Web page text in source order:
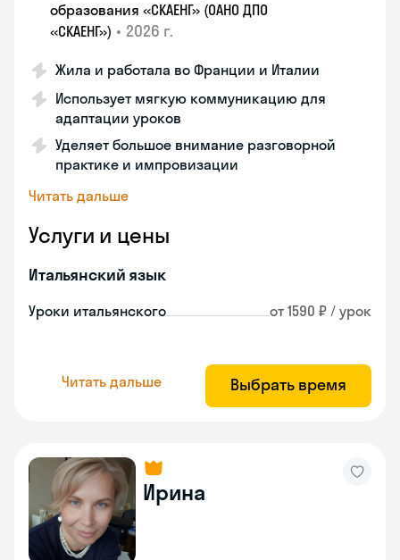
образования «СКАЕНГ» (ОАНО ДПО
«СКАЕНГ») • 2026 г.
Жила и работала во Франции и Италии
Использует мягкую коммуникацию для
адаптации уроков
Уделяет большое внимание разговорной
практике и импровизации
Читать дальше
Услуги и цены
Итальянский язык
Уроки итальянского от 1590 ₽ / урок
Читать дальше Выбрать время
Ирина